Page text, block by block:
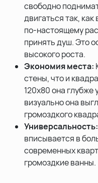
свободно
двигаться так,
по-настоящему
принять душ. Это
высокого роста.
Экономия места:
стены, что и
120x80 она глубже
визуально она
громоздкого
Универсальность:
вписывается в
современных
громоздкие ванны.